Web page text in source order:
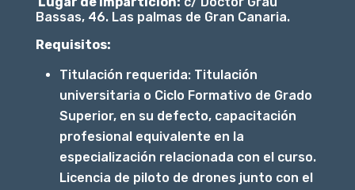
Bassas, 46. Las palmas de Gran Canaria.
Requisitos:
Titulación requerida: Titulación
universitaria o Ciclo Formativo de Grado
Superior, en su defecto, capacitación
profesional equivalente en la
especialización relacionada con el curso.
Licencia de piloto de drones junto con el